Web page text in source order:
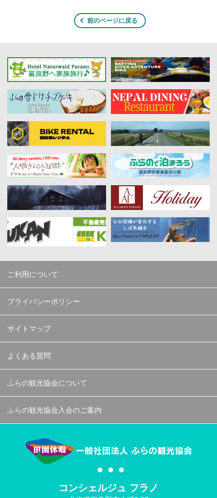
前のページに戻る
ご利用について
プライバシーポリシー
サイトマップ
よくある質問
ふらの観光協会について
ふらの観光協会入会のご案内
コンシェルジュ フラノ